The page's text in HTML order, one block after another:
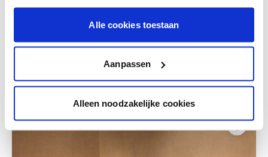
Alle cookies toestaan
Aanpassen
Alleen noodzakelijke cookies
Krijg persoonlijk advies om kleuren te
combineren.
Deze stijlen zijn misschien ook iets voor jou